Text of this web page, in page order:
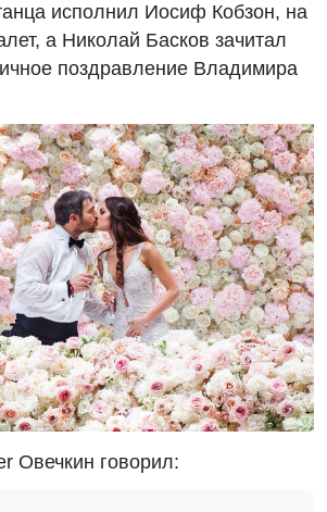
исполнил Иосиф Кобзон, на
а Николай Басков зачитал
поздравление Владимира
Овечкин говорил: